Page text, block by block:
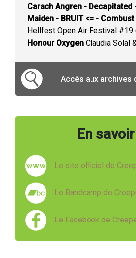
Carach Angren - Decapitated
Maiden - BRUIT <= -
Hellfest Open Air Festival #19
Honour Oxygen Claudia Solal
Accès aux archives
En
Le site officiel de
Le Bandcamp de
Le Facebook de